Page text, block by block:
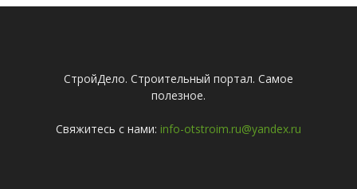
СтройДело. Строительный портал. Самое
полезное.
Свяжитесь с нами: info-otstroim.ru@yandex.ru